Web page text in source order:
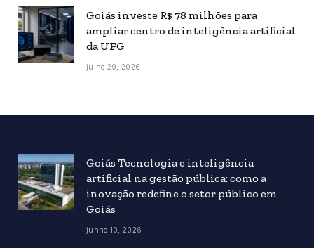
Goiás investe R$ 78 milhões para
ampliar centro de inteligência artificial
da UFG
julho 29, 2026
Goiás Tecnologia e inteligência
artificial na gestão pública: como a
inovação redefine o setor público em
Goiás
junho 10, 2026